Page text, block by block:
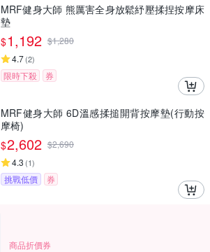
MRF健身大師 熊厲害全身放鬆紓壓揉捏按摩床
墊
$1,192 $1,280
4.7(2)
限時下殺 券
MRF健身大師 6D溫感揉搥開背按摩墊(行動按
摩椅)
$2,602 $2,690
4.3 (1)
挑戰低價 券
商品折價券